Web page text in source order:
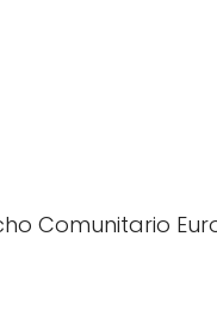
Comunitario